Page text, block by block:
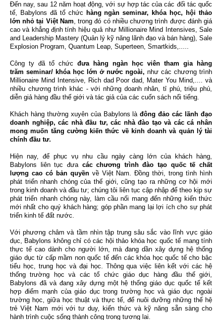
Đến nay, sau 12 năm hoạt động, với sự hợp tác của các đối tác quốc
tế, Babylons đã tổ chức hàng ngàn seminar, khóa học, hội thảo
lớn nhỏ tại Việt Nam, trong đó có nhiều chương trình được đánh giá
cao và khẳng định tính hiệu quả như Millionaire Mind Intensives, Sale
and Leadership Mastery (Quản lý kỹ năng lãnh đạo và bán hàng), Sale
Explosion Program, Quantum Leap, Superteen, Smartkids,.....
Công ty đã tổ chức đưa hàng ngàn học viên tham gia hàng
trăm seminar/ khóa học lớn ở nước ngoài, như các chương trình
Millionaire Mind Intensive, Rich dad Poor dad, Mater You Mind,.... và
nhiều chương trình khác - với những doanh nhân, tỉ phú, triệu phú,
diễn giả hàng đầu thế giới và tác giả của các cuốn sách nổi tiếng.
Khách hàng thường xuyên của Babylons làđông đảo các lãnh đạo
doanh nghiệp, các nhà đầu tư, các nhà đào tạo và các cá nhân
mong muốn tăng cường kiến thức về kinh doanh và quản lý tài
chính đầu tư.
Hiện nay, để phục vụ nhu cầu ngày càng lớn của khách hàng,
Babylons liên tục đưa các chương trình đào tạo quốc tế chất
lượng cao có bản quyền về Việt Nam. Đồng thời, trong tình hình
phát triển nhanh chóng của thế giới, cũng tạo ra những cơ hội mới
trong kinh doanh và đầu tư; chúng tôi liên tục cập nhập để theo kịp sự
phát triển nhanh chóng này, làm cầu nối mang đến những kiến thức
mới nhất cho quý khách hàng; góp phần mang lại lợi ích cho sự phát
triển kinh tế đất nước.
Với phương châm và tầm nhìn tập trung sâu sắc vào lĩnh vực giáo
dục, Babylons không chỉ có các hội thảo khóa học quốc tế mang tính
thực tế cao dành cho người lớn, mà đang dần xây dựng hệ thống
giáo dục từ cấp mầm non quốc tế đến các khóa học quốc tế cho bậc
tiểu học, trung học và đại học. Thông qua việc liên kết với các hệ
thống trường học và các tổ chức giáo dục hàng đầu thế giới,
Babylons đã và đang xây dựng một hệ thống giáo dục quốc tế kết
hợp điểm mạnh của giáo dục trong trường học và giáo dục ngoài
trường học, giữa học thuật và thực tế, để nuôi dưỡng những thế hệ
trẻ Việt Nam mới với tư duy, kiến thức và kỹ năng sẵn sàng cho
hành trình cuộc sống thành công trong tương lai.